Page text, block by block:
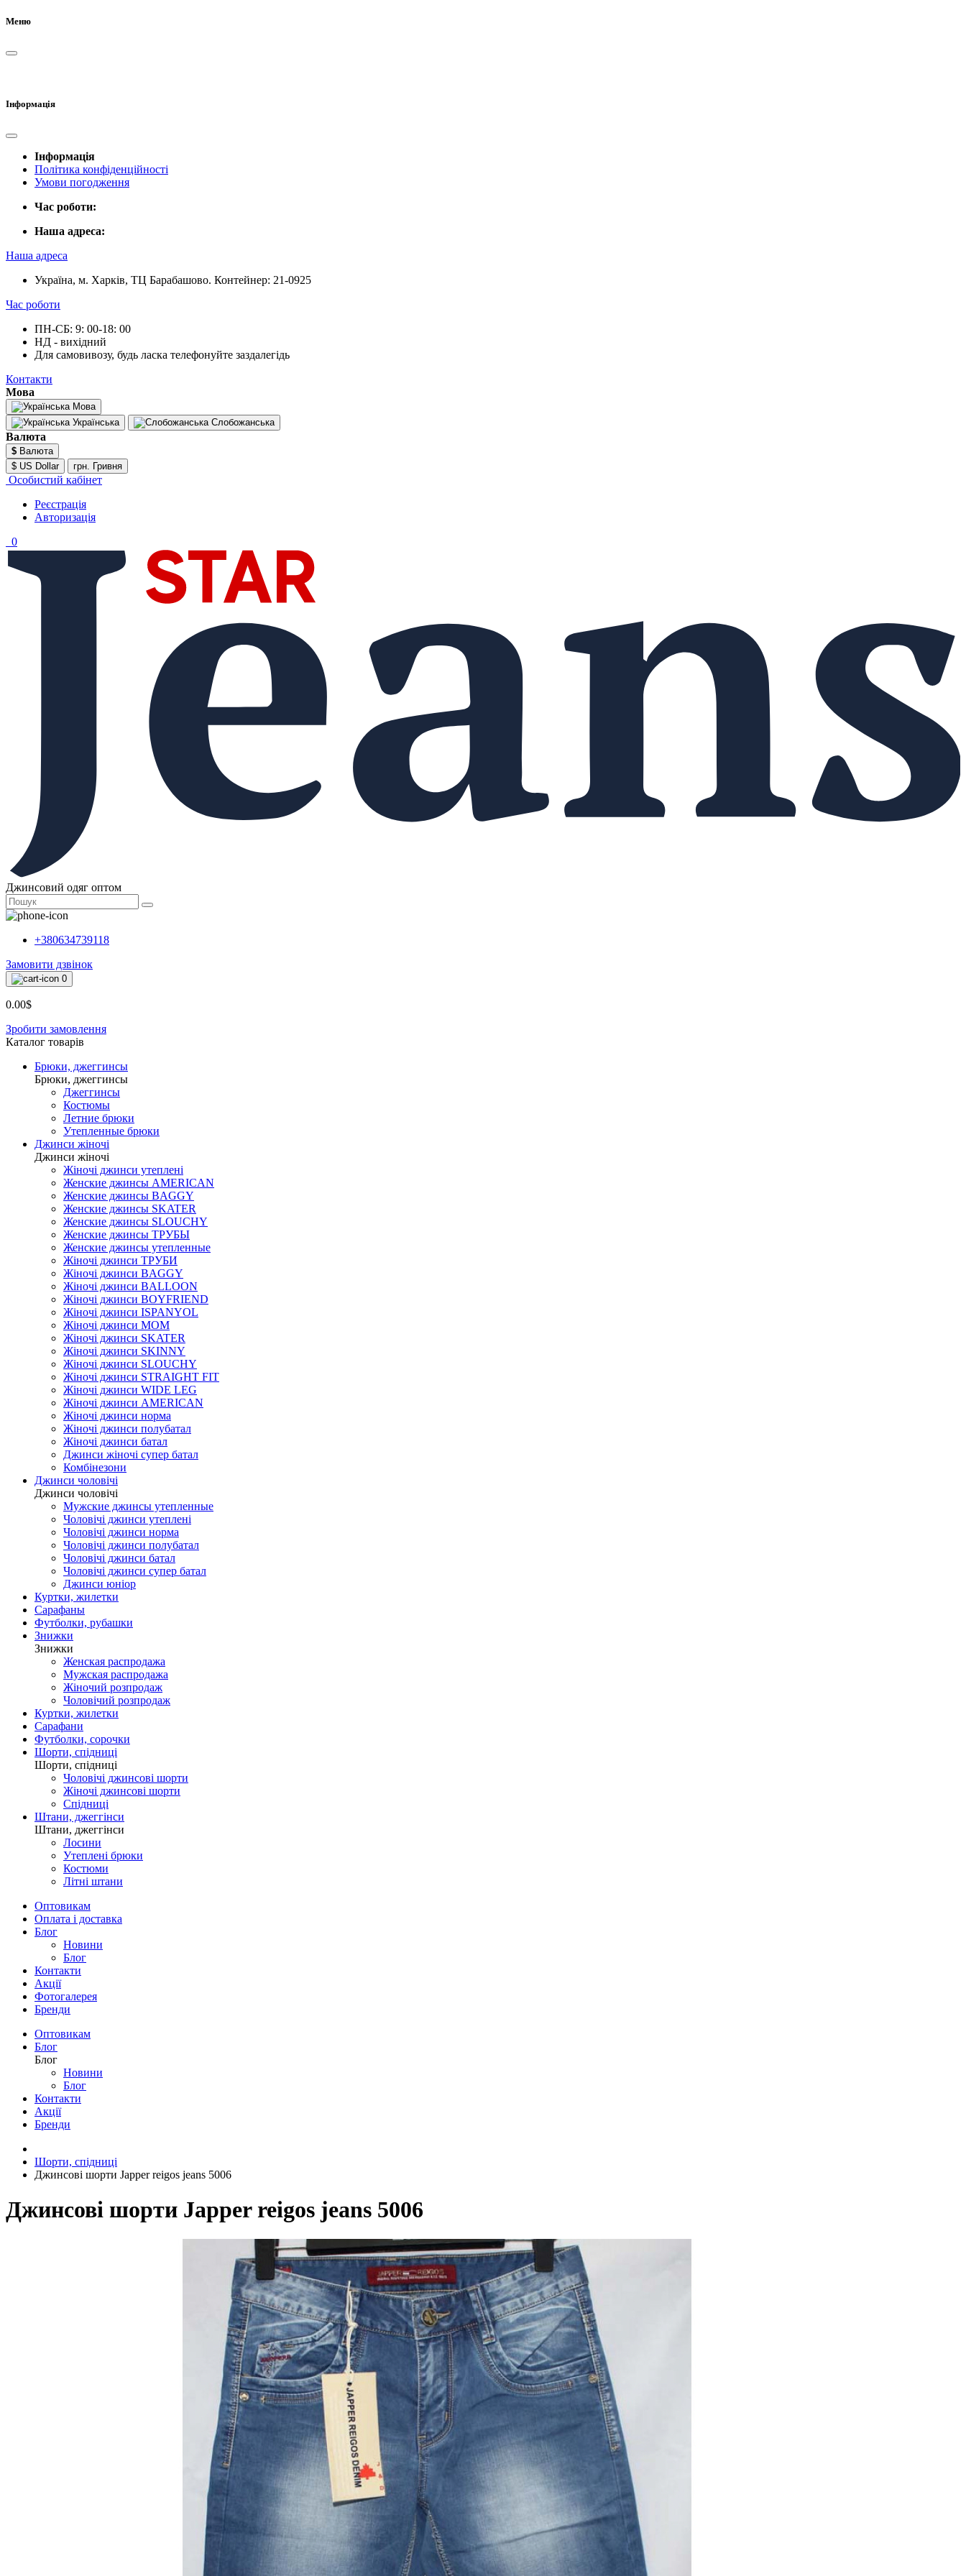
Меню
Інформація
Інформація
Політика конфіденційності
Умови погодження
Час роботи:
Наша адреса:
Наша адреса
Україна, м. Харків, ТЦ Барабашово. Контейнер: 21-0925
Час роботи
ПН-СБ: 9: 00-18: 00
НД - вихідний
Для самовивозу, будь ласка телефонуйте заздалегідь
Контакти
Мова
Мова
Українська
Слобожанська
Валюта
$ Валюта
$ US Dollar
грн. Гривня
Особистий кабінет
Реєстрація
Авторизація
0
Джинсовий одяг оптом
+380634739118
Замовити дзвінок
0
0.00$
Зробити замовлення
Каталог товарiв
Брюки, джеггинсы
Брюки, джеггинсы
Джеггинсы
Костюмы
Летние брюки
Утепленные брюки
Джинси жіночі
Джинси жіночі
Жіночі джинси утеплені
Женские джинсы AMERICAN
Женские джинсы BAGGY
Женские джинсы SKATER
Женские джинсы SLOUCHY
Женские джинсы ТРУБЫ
Женские джинсы утепленные
Жіночі джинси ТРУБИ
Жіночі джинси BAGGY
Жіночі джинси BALLOON
Жіночі джинси BOYFRIEND
Жіночі джинси ISPANYOL
Жіночі джинси МОМ
Жіночі джинси SKATER
Жіночі джинси SKINNY
Жіночі джинси SLOUCHY
Жіночі джинси STRAIGHT FIT
Жіночі джинси WIDE LEG
Жіночі джинси AMERICAN
Жіночі джинси норма
Жіночі джинси полубатал
Жіночі джинси батал
Джинси жіночі супер батал
Комбінезони
Джинси чоловічі
Джинси чоловічі
Мужские джинсы утепленные
Чоловічі джинси утеплені
Чоловічі джинси норма
Чоловічі джинси полубатал
Чоловічі джинси батал
Чоловічі джинси супер батал
Джинси юніор
Куртки, жилетки
Сарафаны
Футболки, рубашки
Знижки
Знижки
Женская распродажа
Мужская распродажа
Жіночий розпродаж
Чоловічий розпродаж
Куртки, жилетки
Сарафани
Футболки, сорочки
Шорти, спідниці
Шорти, спідниці
Чоловічі джинсові шорти
Жіночі джинсові шорти
Спідниці
Штани, джеггінси
Штани, джеггінси
Лосини
Утеплені брюки
Костюми
Літні штани
Оптовикам
Оплата і доставка
Блог
Новини
Блог
Контакти
Акції
Фотогалерея
Бренди
Оптовикам
Блог
Блог
Новини
Блог
Контакти
Акції
Бренди
Шорти, спідниці
Джинсові шорти Japper reigos jeans 5006
Джинсові шорти Japper reigos jeans 5006